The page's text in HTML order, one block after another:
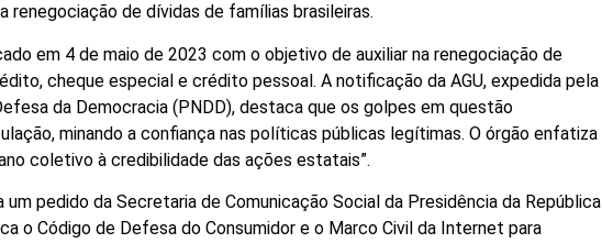
renegociação de dívidas de famílias brasileiras.
em 4 de maio de 2023 com o objetivo de auxiliar na renegociação de
cheque especial e crédito pessoal. A notificação da AGU, expedida pela
da Democracia (PNDD), destaca que os golpes em questão
minando a confiança nas políticas públicas legítimas. O órgão enfatiza
coletivo à credibilidade das ações estatais”.
um pedido da Secretaria de Comunicação Social da Presidência da República
o Código de Defesa do Consumidor e o Marco Civil da Internet para